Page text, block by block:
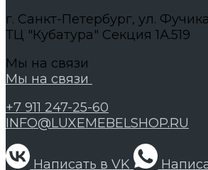
г. Санкт-Петербург, ул.
ТЦ "Кубатура" Секция 1А.519
Мы на связи
Мы на связи
+7 911 247-25-60
INFO@LUXEMEBELSHOP.RU
Написать в VK